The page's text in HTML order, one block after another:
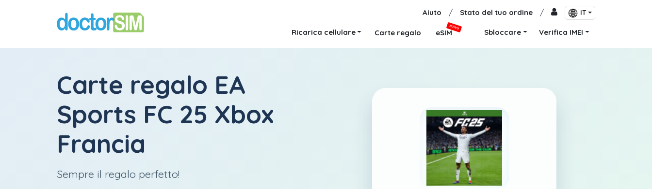
Aiuto / Stato del tuo ordine / IT
Ricarica cellulare Carte regalo eSIM
NUOVO
Sbloccare Verifica IMEI
Carte regalo EA
Sports FC 25 Xbox
Francia
Sempre il regalo perfetto!